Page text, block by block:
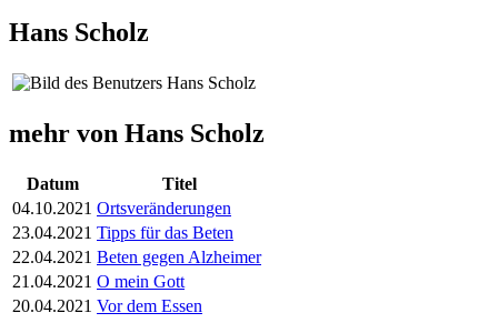
Hans Scholz
mehr von Hans Scholz
Datum
Titel
04.10.2021 Ortsveränderungen
23.04.2021 Tipps für das Beten
22.04.2021 Beten gegen Alzheimer
21.04.2021 O mein Gott
20.04.2021 Vor dem Essen